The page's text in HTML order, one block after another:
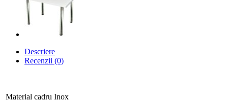
Descriere
Recenzii (0)
Material cadru Inox